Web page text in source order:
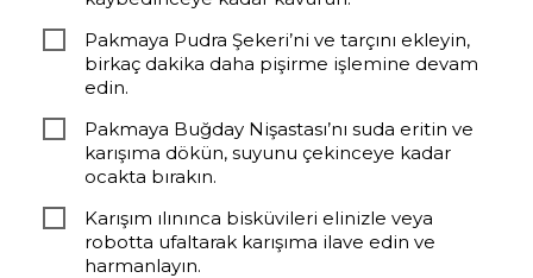
Pakmaya Pudra Şekeri’ni ve tarçını ekleyin,
birkaç dakika daha pişirme işlemine devam
edin.
Pakmaya Buğday Nişastası’nı suda eritin ve
karışıma dökün, suyunu çekinceye kadar
ocakta bırakın.
Karışım ılınınca bisküvileri elinizle veya
robotta ufaltarak karışıma ilave edin ve
harmanlayın.